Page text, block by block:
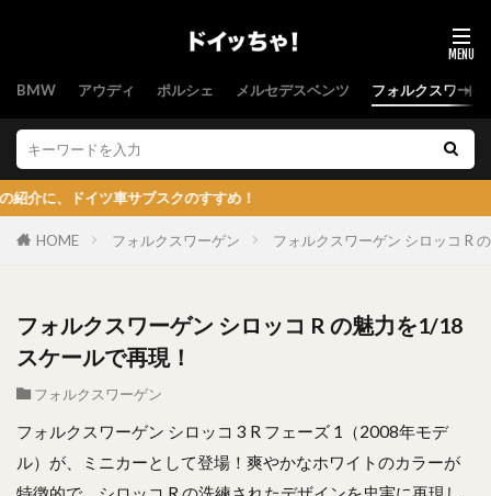
BMW アウディ ポルシェ メルセデスベンツ フォルクスワーゲ
イツ車サブスクのすすめ！
HOME フォルクスワーゲン フォルクスワーゲン シロッコ R
フォルクスワーゲン シロッコ R の魅力を1/18
スケールで再現！
フォルクスワーゲン
フォルクスワーゲン シロッコ 3 R フェーズ 1（2008年モデ
ル）が、ミニカーとして登場！爽やかなホワイトのカラーが